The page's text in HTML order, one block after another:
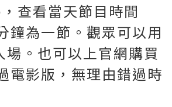
查看當天節目時間
鐘為一節。觀眾可以用
。也可以上官網購買
電影版，無理由錯過時